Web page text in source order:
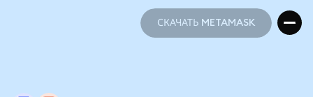
СКАЧАТЬ METAMASK